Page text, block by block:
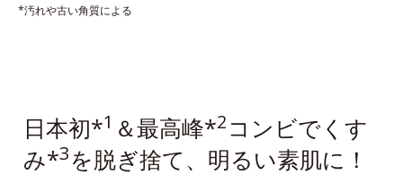
*汚れや古い角質による
日本初*1 ＆最高峰*2コンビでくす
み*3を脱ぎ捨て、明るい素肌に！